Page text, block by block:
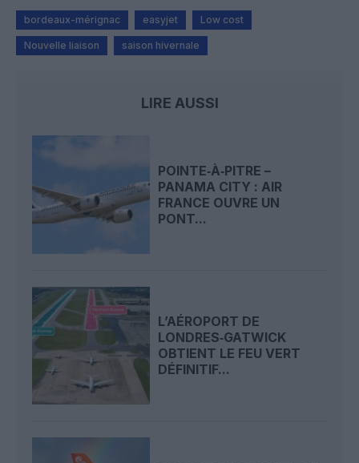
bordeaux-mérignac easyjet Low cost
Nouvelle liaison saison hivernale
LIRE AUSSI
POINTE‑À‑PITRE –
PANAMA CITY : AIR
FRANCE OUVRE UN
PONT...
L’AÉROPORT DE
LONDRES‑GATWICK
OBTIENT LE FEU VERT
DÉFINITIF...